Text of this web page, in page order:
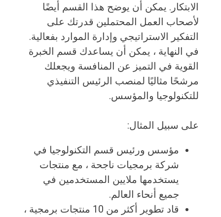
الابتكار. يمكن أن يوضح هذا القسم أيضًا
لأصحاب العمل المحتملين قدرتك على
التفكير الاستراتيجي وإدارة الموارد بفعالية.
في النهاية ، يمكن أن يساعدك قسم الخبرة
القوية في التميز عن المنافسة ويجعلك
مرشحًا مثاليًا لمنصب الرئيس التنفيذي
للتكنولوجيا والمؤسس.
على سبيل المثال:
مؤسس ورئيس قسم التكنولوجيا في
شركة برمجيات ناجحة ، مع منتجات
يستخدمها ملايين المستخدمين في
جميع أنحاء العالم.
قاد تطوير أكثر من 10 منتجات برمجية ،